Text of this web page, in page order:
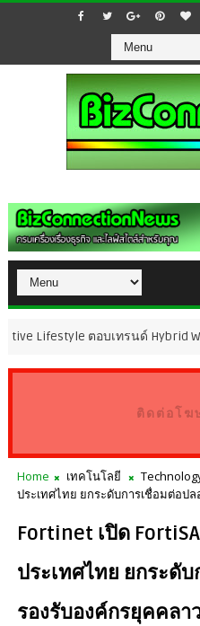
ตอบเทรนด์ Hybrid Workout รั
ติดต่อโฆ
Home เทคโนโลยี
ประเทศไทย ยกระดับการเชื่อมต่อป
Fortinet เปิด
ประเทศไทย ยกระดั
รองรับองค์กรยุคคลา